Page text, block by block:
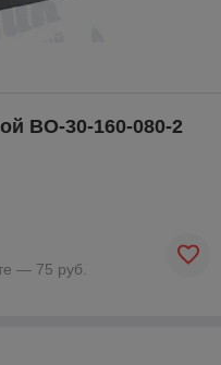
ВО-30-160-080-2
— 75 руб.